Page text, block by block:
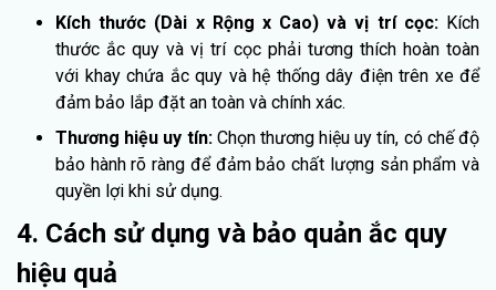
Kích thước (Dài x Rộng x Cao) và vị trí cọc:Kích
thước ắc quy và vị trí cọc phải tương thích hoàn toàn
với khay chứa ắc quy và hệ thống dây điện trên xe để
đảm bảo lắp đặt an toàn và chính xác.
Thương hiệu uy tín:Chọn thương hiệu uy tín, có chế độ
bảo hành rõ ràng để đảm bảo chất lượng sản phẩm và
quyền lợi khi sử dụng.
4. Cách sử dụng và bảo quản ắc quy
hiệu quả